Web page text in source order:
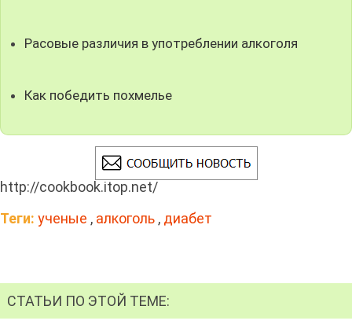
Расовые различия в употреблении алкоголя
Как победить похмелье
http://cookbook.itop.net/
Теги: ученые , алкоголь , диабет
СТАТЬИ ПО ЭТОЙ ТЕМЕ: